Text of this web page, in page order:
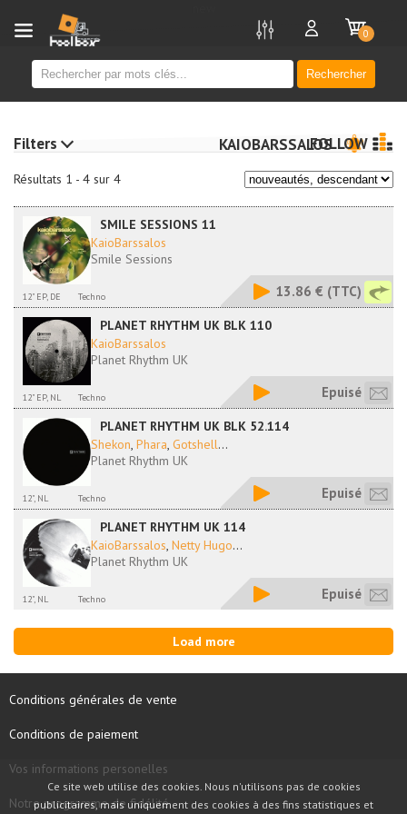
Rechercher
0
Résultats 1 - 4 sur 4
KAIOBARSSALOSFOLLOW
SMILE SESSIONS 11
KaioBarssalos
Smile Sessions
12" EP, DE Techno 13.86 € (TTC)
PLANET RHYTHM UK BLK 110
KaioBarssalos
Planet Rhythm UK
12" EP, NL Techno Epuisé
PLANET RHYTHM UK BLK 52.114
Shekon, Phara, Gotshell...
Planet Rhythm UK
12", NL Techno Epuisé
PLANET RHYTHM UK 114
KaioBarssalos, Netty Hugo...
Planet Rhythm UK
12", NL Techno Epuisé
Load more
Filters
Conditions générales de vente
Conditions de paiement
Vos informations personelles
Notre programme de fidélité
Ce site web utilise des cookies. Nous n'utilisons pas de cookies
publicitaires, mais uniquement des cookies à des fins statistiques et